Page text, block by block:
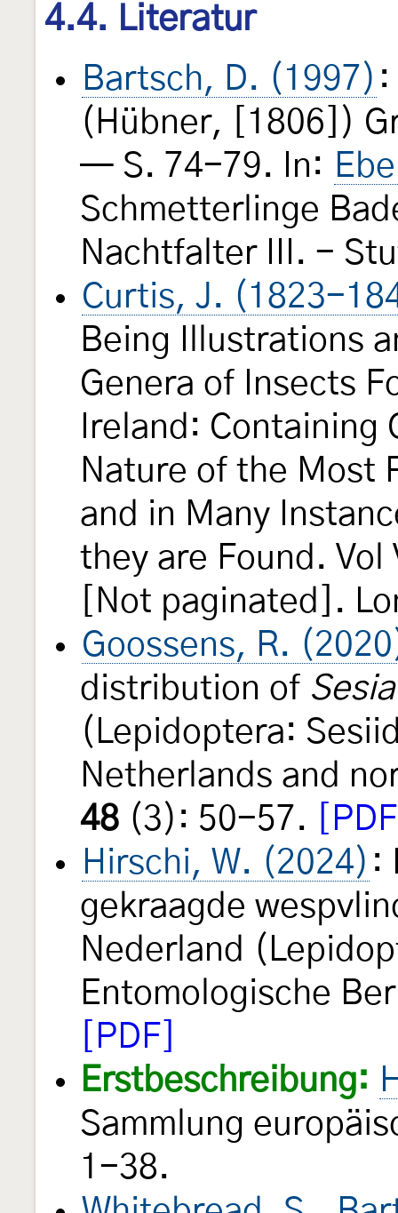
4.4. Literatur
Bartsch, D. (1997) :
(Hübner, [1806])
— S. 74-79. In:
Schmetterlinge
Nachtfalter III. -
Curtis, J. (1823-
Being Illustrations
Genera of Insects
Ireland: Containing
Nature of the Most
and in Many
they are Found.
[Not paginated].
Goossens, R.
distribution of
(Lepidoptera:
Netherlands and
48 (3): 50-57.
Hirschi, W. (2024) :
gekraagde
Nederland
Entomologische
[PDF]
Erstbeschreibung:
Sammlung
1-38.